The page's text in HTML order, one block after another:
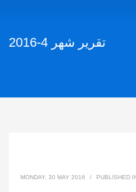
تقرير شهر 4-2016
MONDAY, 30 MAY 2016 / PUBLISHED